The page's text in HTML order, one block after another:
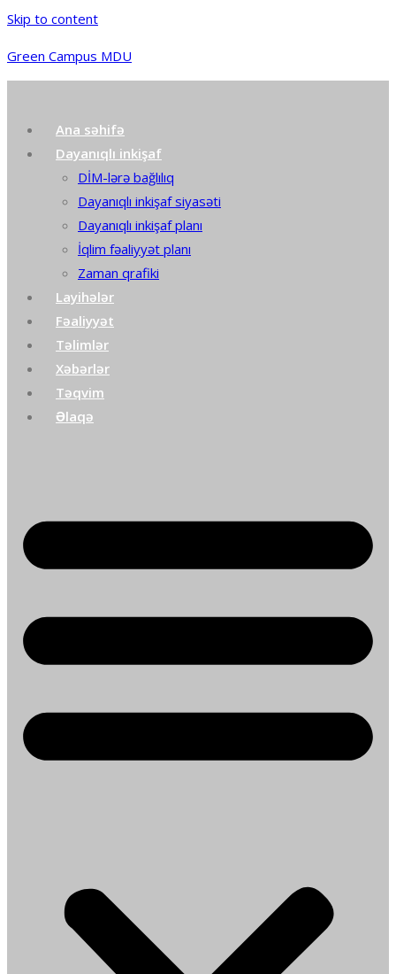
Skip to content
Green Campus MDU
Ana səhifə
Dayanıqlı inkişaf
DİM-lərə bağlılıq
Dayanıqlı inkişaf siyasəti
Dayanıqlı inkişaf planı
İqlim fəaliyyət planı
Zaman qrafiki
Layihələr
Fəaliyyət
Təlimlər
Xəbərlər
Təqvim
Əlaqə